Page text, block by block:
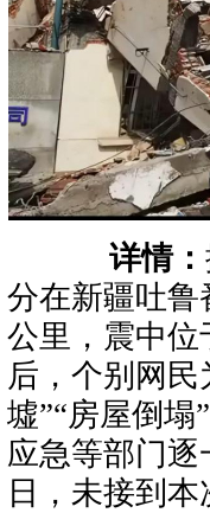
详情：
分在新疆吐鲁
公里，震中位
后，个别网
墟”“房屋倒塌
应急等部门
日，未接到